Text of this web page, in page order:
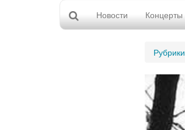
Новости Концерты
Рубрики